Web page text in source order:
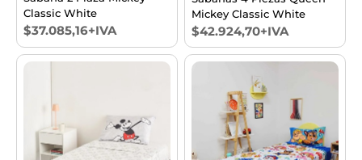
Classic White
$37.085,16+IVA
Mickey Classic White
$42.924,70+IVA